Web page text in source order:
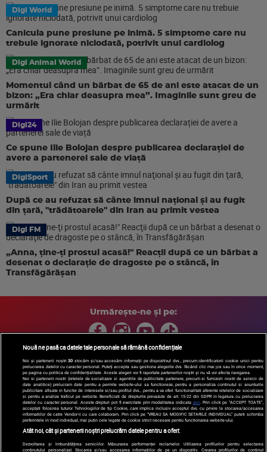
Digi World
Canicula pune presiune pe inimă. 5 simptome care nu
trebuie ignorate niciodată, potrivit unui cardiolog
Digi Animal World
Momentul când un bărbat de 65 de ani este atacat de un
bizon: „Era chiar deasupra mea”. Imaginile sunt greu de
urmărit
Digi24
Ce spune Ilie Bolojan despre publicarea declarației de
avere a partenerei sale de viață
DigiSport
După ce au refuzat să cânte imnul naţional şi au fugit
din ţară, "trădătoarele" din Iran au primit vestea
Digi FM
„Anna, ţine-ţi prostul acasă!" Reacţii după ce un bărbat a
desenat o declaraţie de dragoste pe o stâncă, în
Transfăgărăşan
Urmărește-ne și pe:
Copyright © 2026 / DIGI ROMANIA S.A.
Arhiva
Comunicate de presă Politica de confidentialitate
Termeni
si conditii
Gestionați preferințele| Contact/Info Codul etic
Nouă ne pasă ca datele tale personale să rămână confidențiale
Noi și partenerii noștri30 stocăm și/sau accesăm informații pe dispozitivul dvs., precum identificatorii cookie unici pentru
prelucrarea datelor cu caracter personal. Puteți accepta sau gestiona alegerile dvs. făcând clic mai jos sau în orice moment,
pe pagina cu politica de confidențialitate. Aceste alegeri vor fi raportate partenerilor noștri și nu vă vor afecta navigarea.
Noi si partenerii nostri (retelele de socializare si agentiile de publicitate partenere, precum si furnizorii nostri de servicii de
date analitice) prelucram date pentru a permite website-ului sa functioneze, pentru a personaliza continutul si anunturile
publicitare afisate in functie de interesele si/sau profilul dvs., pentru a va oferi functionalitati aferente retelelor de socializare
si pentru a analiza traficul pe website. Beneficiati de drepturile prevazute de art. 15-22 din GDPR in legatura cu prelucrarea
datelor cu caracter personal. Aceste drepturi pot fi exercitate prin modalitatea indicata aici. Prin click pe “ACCEPT TOATE”,
acceptati folosirea tuturor Tehnologiilor de tip Cookie, care implica inclusiv acceptul dvs. cu privire la stocarea/accesarea
informatiilor de catre Vendor-ii cu care colaboram. Prin click pe “VREAU SA MODIFIC SETARILE INDIVIDUAL” puteti schimba
preferintele in mod individual, mai putin cele legate de cookie strict necesare pentru functionarea website-ului.
Atât noi, cât și partenerii noștri prelucrăm datele pentru a oferi:
Dezvoltarea și îmbunătățirea serviciilor. Măsurarea performanței reclamelor. Utilizarea profilurilor pentru selectarea
conținutului personalizat. Stocarea și/sau accesarea informațiilor de pe un dispozitiv. Crearea profilurilor de conținut